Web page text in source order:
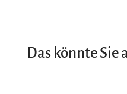
Das könnte Sie